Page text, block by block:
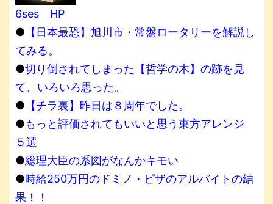
6ses HP
● 【日本最恐】旭川市・常盤ロータリーを解説し
てみる。
●切り倒されてしまった【哲学の木】の跡を見
て、いろいろ思った。
● 【チラ裏】昨日は８周年でした。
●もっと評価されてもいいと思う東方アレンジ
５選
●総理大臣の系図がなんかキモい
●時給250万円のドミノ・ピザのアルバイトの結
果！！